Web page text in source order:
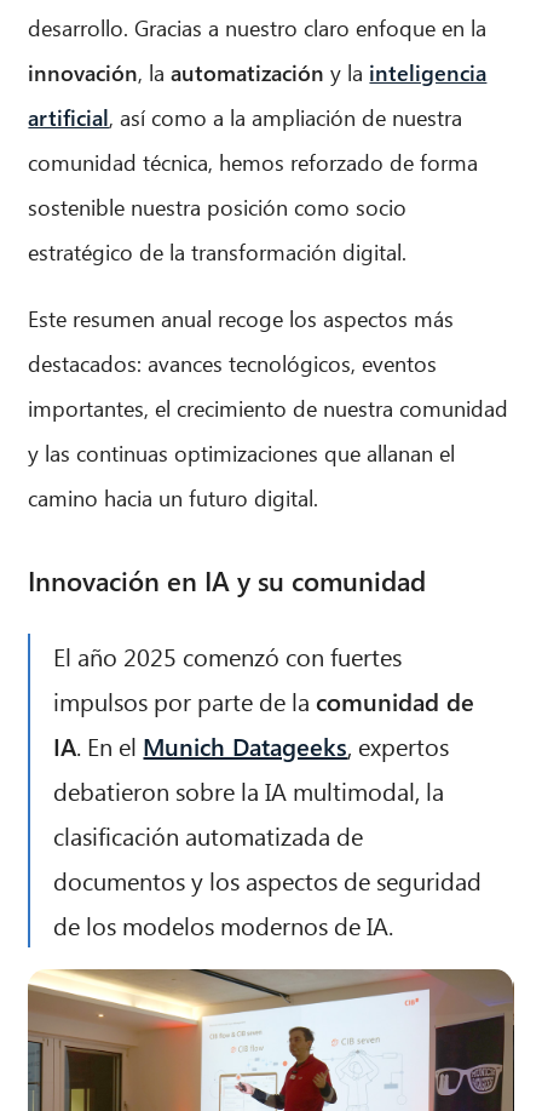
desarrollo. Gracias a nuestro claro enfoque en la
innovación, laautomatización y la inteligencia
artificial, así como a la ampliación de nuestra
comunidad técnica, hemos reforzado de forma
sostenible nuestra posición como socio
estratégico de la transformación digital.
Este resumen anual recoge los aspectos más
destacados: avances tecnológicos, eventos
importantes, el crecimiento de nuestra comunidad
y las continuas optimizaciones que allanan el
camino hacia un futuro digital.
Innovación en IA y su comunidad
El año 2025 comenzó con fuertes
impulsos por parte de lacomunidad de
IA. En el Munich Datageeks, expertos
debatieron sobre la IA multimodal, la
clasificación automatizada de
documentos y los aspectos de seguridad
de los modelos modernos de IA.